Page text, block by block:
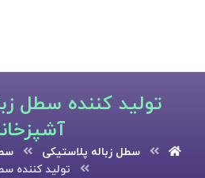
تولید کننده سطل
سطل زباله پلاستیکی
تولید کننده